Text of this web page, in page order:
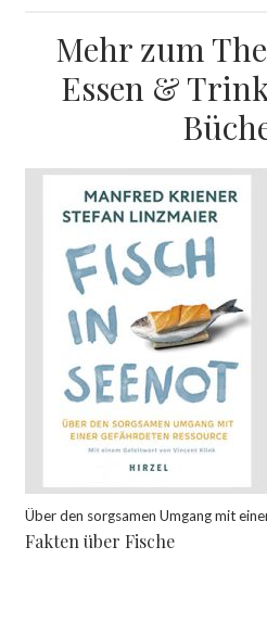
Mehr zum
Essen &
Über den sorgsamen Umgang mit
Fakten über Fische